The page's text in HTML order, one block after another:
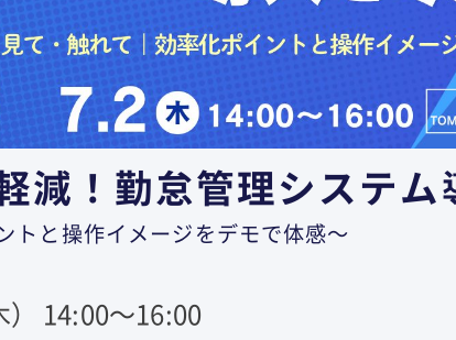
減！勤怠管理システム
トと操作イメージをデモで体感～
14:00～16:00